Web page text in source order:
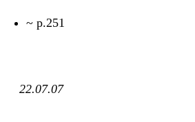
~ p.251
22.07.07